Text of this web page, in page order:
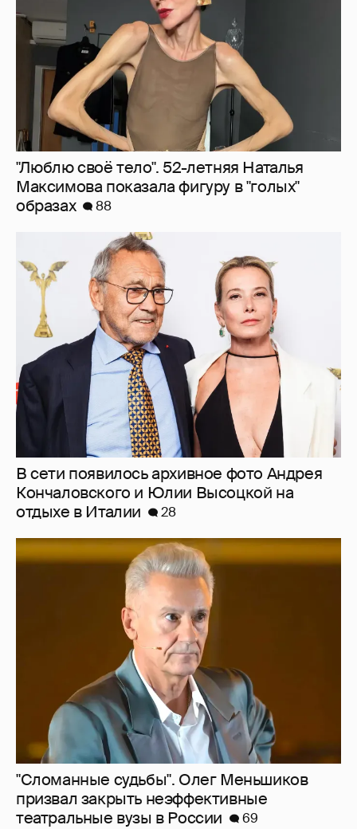
"Люблю своё тело". 52-летняя Наталья
Максимова показала фигуру в "голых"
образах
88
В сети появилось архивное фото Андрея
Кончаловского и Юлии Высоцкой на
отдыхе в Италии
28
"Сломанные судьбы". Олег Меньшиков
призвал закрыть неэффективные
театральные вузы в России
69